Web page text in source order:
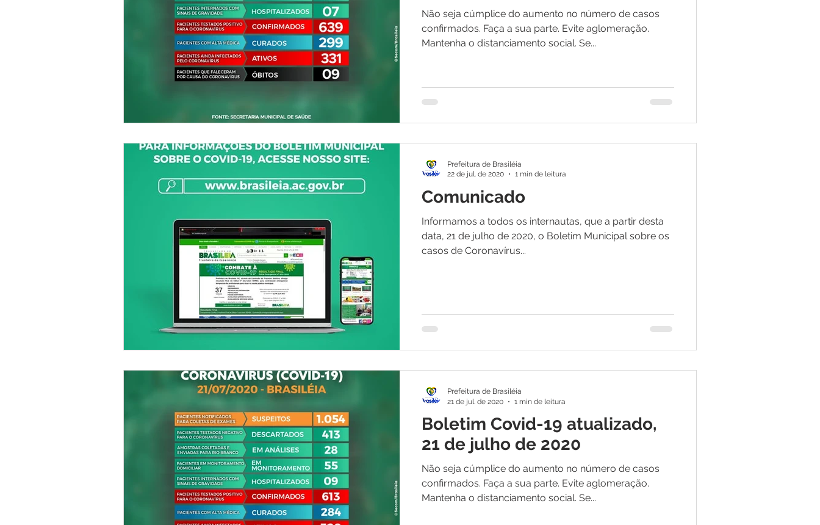
Não seja cúmplice do aumento no número de casos
confirmados. Faça a sua parte. Evite aglomeração.
Mantenha o distanciamento social. Se...
Comunicado
Informamos a todos os internautas, que a partir desta
data, 21 de julho de 2020, o Boletim Municipal sobre os
casos de Coronavírus...
Prefeitura de Brasiléia
22 de jul. de 2020
1 min de leitura
Boletim Covid-19 atualizado,
21 de julho de 2020
Não seja cúmplice do aumento no número de casos
confirmados. Faça a sua parte. Evite aglomeração.
Mantenha o distanciamento social. Se...
Prefeitura de Brasiléia
21 de jul. de 2020
1 min de leitura